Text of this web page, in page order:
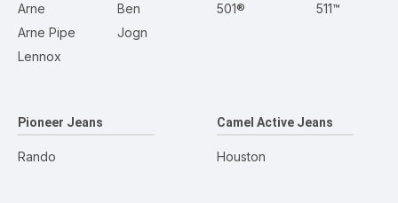
Arne
Arne Pipe
Lennox
Ben
Jogn
501® 511™
Pioneer Jeans
Rando
Camel Active Jeans
Houston